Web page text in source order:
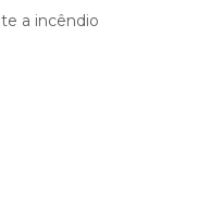
a incêndio